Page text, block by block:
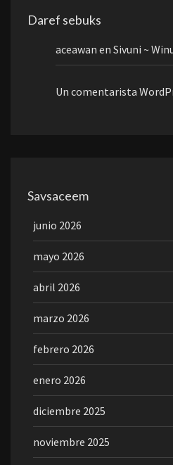
Daref sebuks
aceawan en Sivuni ~
Un comentarista
Savsaceem
junio 2026
mayo 2026
abril 2026
marzo 2026
febrero 2026
enero 2026
diciembre 2025
noviembre 2025